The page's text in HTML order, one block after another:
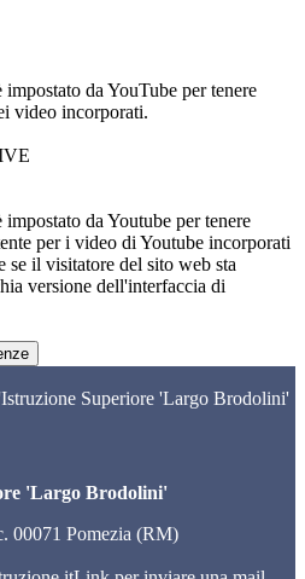
da YouTube per tenere
video incorporati.
da Youtube per tenere
per i video di Youtube incorporati
se il visitatore del sito web sta
versione dell'interfaccia di
Superiore 'Largo Brodolini'
'Largo Brodolini'
00071 Pomezia (RM)